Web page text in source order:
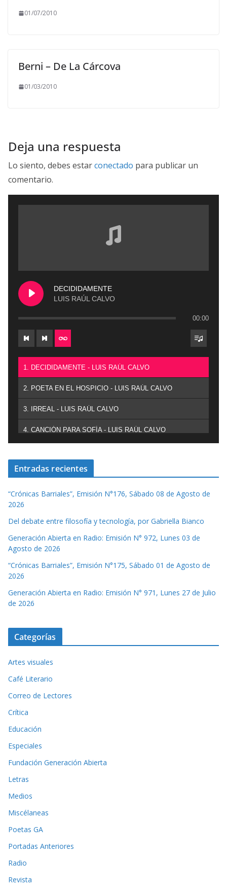
01/07/2010
Berni – De La Cárcova
01/03/2010
Deja una respuesta
Lo siento, debes estarconectado para publicar un
comentario.
DECIDIDAMENTE
LUIS RAÚL CALVO
00:00
1. DECIDIDAMENTE - LUIS RAÚL CALVO
2. POETA EN EL HOSPICIO - LUIS RAÚL CALVO
3. IRREAL - LUIS RAÚL CALVO
4. CANCIÓN PARA SOFÍA - LUIS RAÚL CALVO
Entradas recientes
“Crónicas Barriales”, Emisión N°176, Sábado 08 de Agosto de
2026
Del debate entre filosofía y tecnología, por Gabriella Bianco
Generación Abierta en Radio: Emisión N° 972, Lunes 03 de
Agosto de 2026
“Crónicas Barriales”, Emisión N°175, Sábado 01 de Agosto de
2026
Generación Abierta en Radio: Emisión N° 971, Lunes 27 de Julio
de 2026
Categorías
Artes visuales
Café Literario
Correo de Lectores
Crítica
Educación
Especiales
Fundación Generación Abierta
Letras
Medios
Miscélaneas
Poetas GA
Portadas Anteriores
Radio
Revista